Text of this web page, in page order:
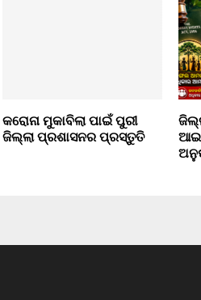
କରୋନା ମୁକାବିଲା ପାଇଁ ପୁରୀ
ଜିଲ୍ଲା ପ୍ରଶାସନର ପ୍ରସ୍ତୁତି